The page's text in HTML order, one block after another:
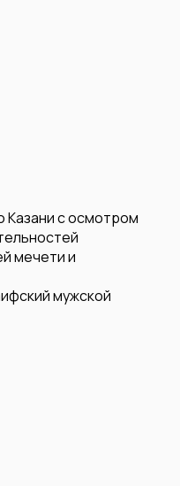
Казани с осмотром
мечети и
мужской